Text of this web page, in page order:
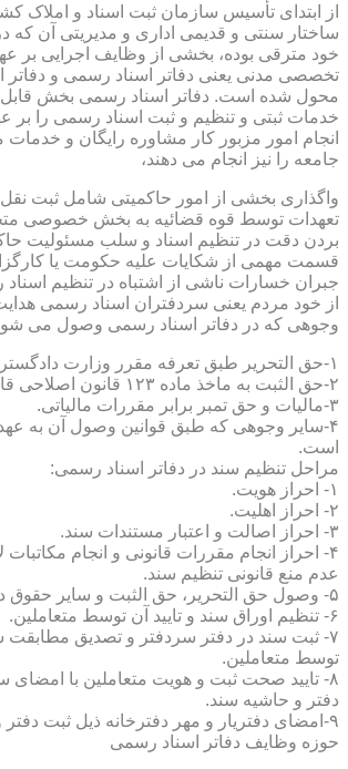
از ابتدای تأسیس سازمان ثبت اسناد و املاک
ساختار سنتی و قدیمی اداری و مدیریتی آن که
خود مترقی بوده، بخشی از وظایف اجرایی بر
تخصصی مدنی یعنی دفاتر اسناد رسمی و دفاتر
محول شده است. دفاتر اسناد رسمی بخش
خدمات ثبتی و تنظیم و ثبت اسناد رسمی را بر
انجام امور مزبور کار مشاوره رایگان و
جامعه را نیز انجام می دهند،
واگذاری بخشی از امور حاکمیتی شامل ثبت نقل
تعهدات توسط قوه قضائیه به بخش خصوصی
بردن دقت در تنظیم اسناد و سلب مسئولیت
قسمت مهمی از شکایات علیه حکومت یا
جبران خسارات ناشی از اشتباه در تنظیم
از خود مردم یعنی سردفتران اسناد رسمی
وجوهی که در دفاتر اسناد رسمی وصول می
۱-حق التحریر طبق تعرفه مقرر وزارت دادگستری.
۲-حق الثبت به ماخذ ماده ۱۲۳ قانون اصلاحی قانون ثبت.
۳-مالیات و حق تمبر برابر مقررات مالیاتی.
۴-سایر وجوهی که طبق قوانین وصول آن به
است.
مراحل تنظیم سند در دفاتر اسناد رسمی:
۱- احراز هویت.
۲- احراز اهلیت.
۳- احراز اصالت و اعتبار مستندات سند.
۴- احراز انجام مقررات قانونی و انجام مکاتبات
عدم منع قانونی تنظیم سند.
۵- وصول حق التحریر، حق الثبت و سایر حقوق دولتی.
۶- تنظیم اوراق سند و تایید آن توسط متعاملین.
۷- ثبت سند در دفتر سردفتر و تصدیق مطابقت
توسط متعاملین.
۸- تایید صحت ثبت و هویت متعاملین با امضای
دفتر و حاشیه سند.
۹-امضای دفتریار و مهر دفترخانه ذیل ثبت دفتر و در حاشیه سند.
حوزه وظایف دفاتر اسناد رسمی